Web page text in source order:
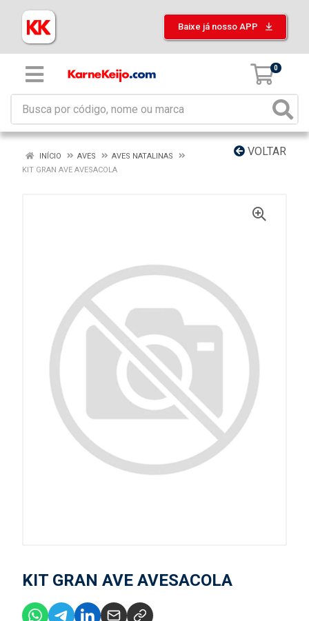
Baixe já nosso APP
0
VOLTAR
INÍCIO AVES
AVES NATALINAS
KIT GRAN AVE AVESACOLA
KIT GRAN AVE AVESACOLA